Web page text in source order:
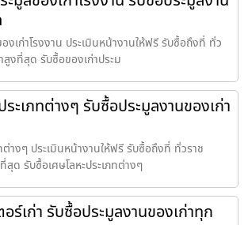
งเก่าโรงงาน ประเมินหน้างานให้ฟรี รับซื้อถึงที่ ทั่ว
สูงที่สุด รับซื้อของเก่าประม
ระเภทต่างๆ รับซื้อประมูลงานของเก่า
ต่างๆ ประเมินหน้างานให้ฟรี รับซื้อถึงที่ ทั่วราช
สุด รับซื้อเศษโลหะประเภทต่างๆ
ร์เก่า รับซื้อประมูลงานของเก่าทุก